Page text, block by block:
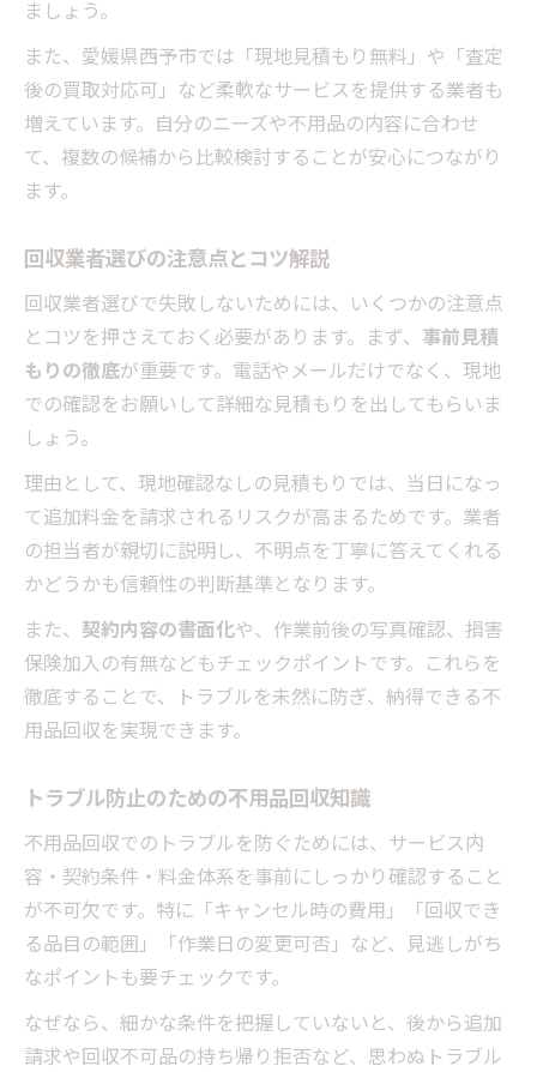
ましょう。
また、愛媛県西予市では「現地見積もり無料」や「査定
後の買取対応可」など柔軟なサービスを提供する業者も
増えています。自分のニーズや不用品の内容に合わせ
て、複数の候補から比較検討することが安心につながり
ます。
回収業者選びの注意点とコツ解説
回収業者選びで失敗しないためには、いくつかの注意点
とコツを押さえておく必要があります。まず、 事前見積
もりの徹底が重要です。電話やメールだけでなく、現地
での確認をお願いして詳細な見積もりを出してもらいま
しょう。
理由として、現地確認なしの見積もりでは、当日になっ
て追加料金を請求されるリスクが高まるためです。業者
の担当者が親切に説明し、不明点を丁寧に答えてくれる
かどうかも信頼性の判断基準となります。
また、 契約内容の書面化や、作業前後の写真確認、損害
保険加入の有無などもチェックポイントです。これらを
徹底することで、トラブルを未然に防ぎ、納得できる不
用品回収を実現できます。
トラブル防止のための不用品回収知識
不用品回収でのトラブルを防ぐためには、サービス内
容・契約条件・料金体系を事前にしっかり確認すること
が不可欠です。特に「キャンセル時の費用」「回収でき
る品目の範囲」「作業日の変更可否」など、見逃しがち
なポイントも要チェックです。
なぜなら、細かな条件を把握していないと、後から追加
請求や回収不可品の持ち帰り拒否など、思わぬトラブル